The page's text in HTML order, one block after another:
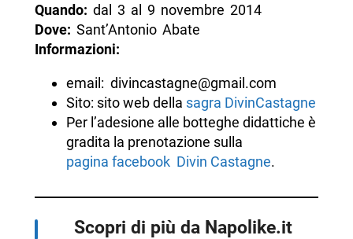
Quando: dal 3 al 9 novembre 2014
Dove: Sant’Antonio Abate
Informazioni:
email: divincastagne@gmail.com
Sito: sito web della sagra DivinCastagne
Per l’adesione alle botteghe didattiche è
gradita la prenotazione sulla
pagina facebook Divin Castagne.
Scopri di più da Napolike.it